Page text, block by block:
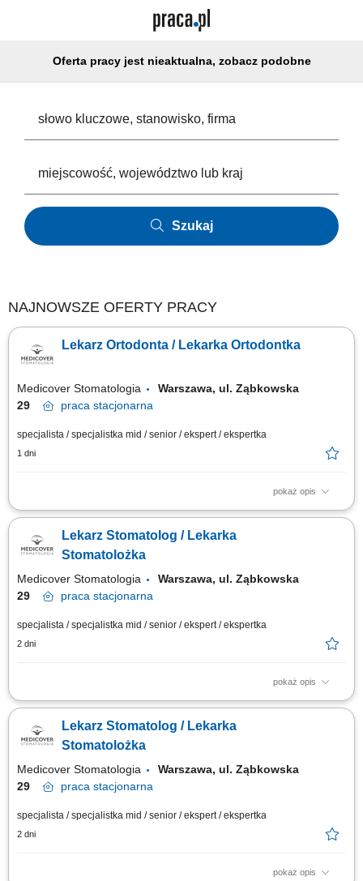
Oferta pracy jest nieaktualna, zobacz podobne
Szukaj
NAJNOWSZE OFERTY PRACY
Lekarz Ortodonta / Lekarka Ortodontka
Medicover Stomatologia
Warszawa, ul. Ząbkowska
29
praca stacjonarna
specjalista / specjalistka mid / senior / ekspert / ekspertka
1 dni
pokaż opis
Zapraszamy do współpracy lekarzy dentystów: posiadających prawo
aparatami stałymi, ruchomymi i/lub Invisalign®, otwartych na rozwój w
dużym, interdyscyplinarnym zespole, chętnych do współpracy na 2 dyżury
Lekarz Stomatolog / Lekarka
Stomatolożka
Medicover Stomatologia
Warszawa, ul. Ząbkowska
29
praca stacjonarna
specjalista / specjalistka mid / senior / ekspert / ekspertka
2 dni
pokaż opis
Opis stanowiska Kompleksowe leczenie pacjentów w zakresie
technologii; Realizacja planów leczenia w zespole interdyscyplinarnym;
Dbanie o najwyższe standardy opieki i komfort pacjentów;
Lekarz Stomatolog / Lekarka
Stomatolożka
Medicover Stomatologia
Warszawa, ul. Ząbkowska
29
praca stacjonarna
specjalista / specjalistka mid / senior / ekspert / ekspertka
2 dni
pokaż opis